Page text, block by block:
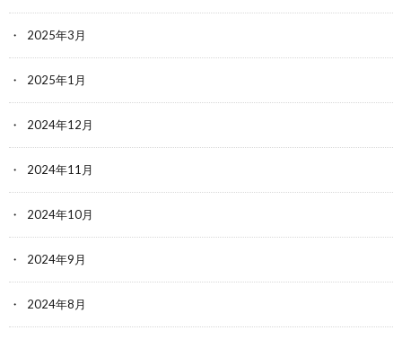
2025年3月
2025年1月
2024年12月
2024年11月
2024年10月
2024年9月
2024年8月